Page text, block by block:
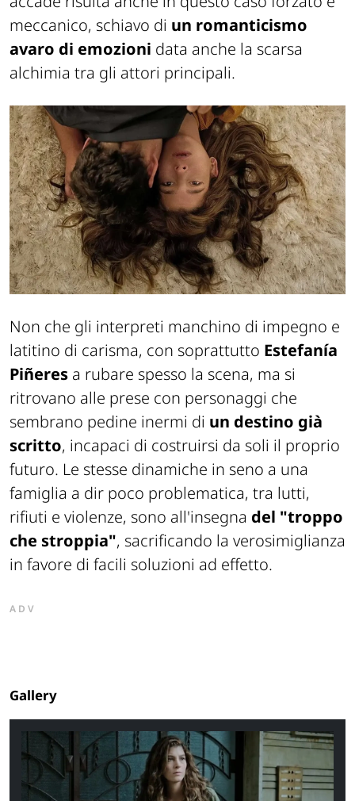
meccanico, schiavo di un romanticismo
avaro di emozioni data anche la scarsa
alchimia tra gli attori principali.
Non che gli interpreti manchino di impegno e
latitino di carisma, con soprattutto Estefanía
Piñeres a rubare spesso la scena, ma si
ritrovano alle prese con personaggi che
sembrano pedine inermi di un destino già
scritto, incapaci di costruirsi da soli il proprio
futuro. Le stesse dinamiche in seno a una
famiglia a dir poco problematica, tra lutti,
rifiuti e violenze, sono all'insegna del "troppo
che stroppia", sacrificando la verosimiglianza
in favore di facili soluzioni ad effetto.
ADV
Gallery